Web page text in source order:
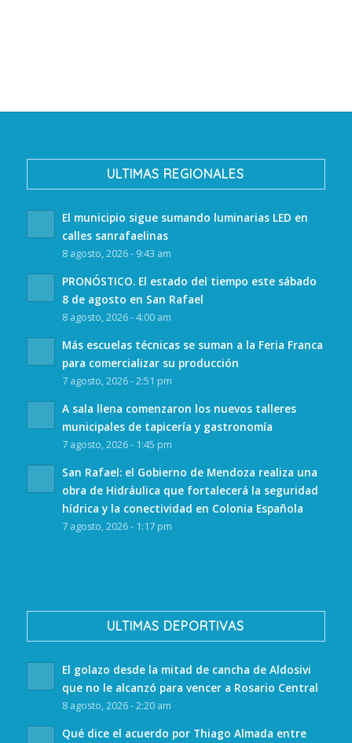
ULTIMAS REGIONALES
El municipio sigue sumando luminarias LED en
calles sanrafaelinas
8 agosto, 2026 - 9:43 am
PRONÓSTICO. El estado del tiempo este sábado
8 de agosto en San Rafael
8 agosto, 2026 - 4:00 am
Más escuelas técnicas se suman a la Feria Franca
para comercializar su producción
7 agosto, 2026 - 2:51 pm
A sala llena comenzaron los nuevos talleres
municipales de tapicería y gastronomía
7 agosto, 2026 - 1:45 pm
San Rafael: el Gobierno de Mendoza realiza una
obra de Hidráulica que fortalecerá la seguridad
hídrica y la conectividad en Colonia Española
7 agosto, 2026 - 1:17 pm
ULTIMAS DEPORTIVAS
El golazo desde la mitad de cancha de Aldosivi
que no le alcanzó para vencer a Rosario Central
8 agosto, 2026 - 2:20 am
Qué dice el acuerdo por Thiago Almada entre